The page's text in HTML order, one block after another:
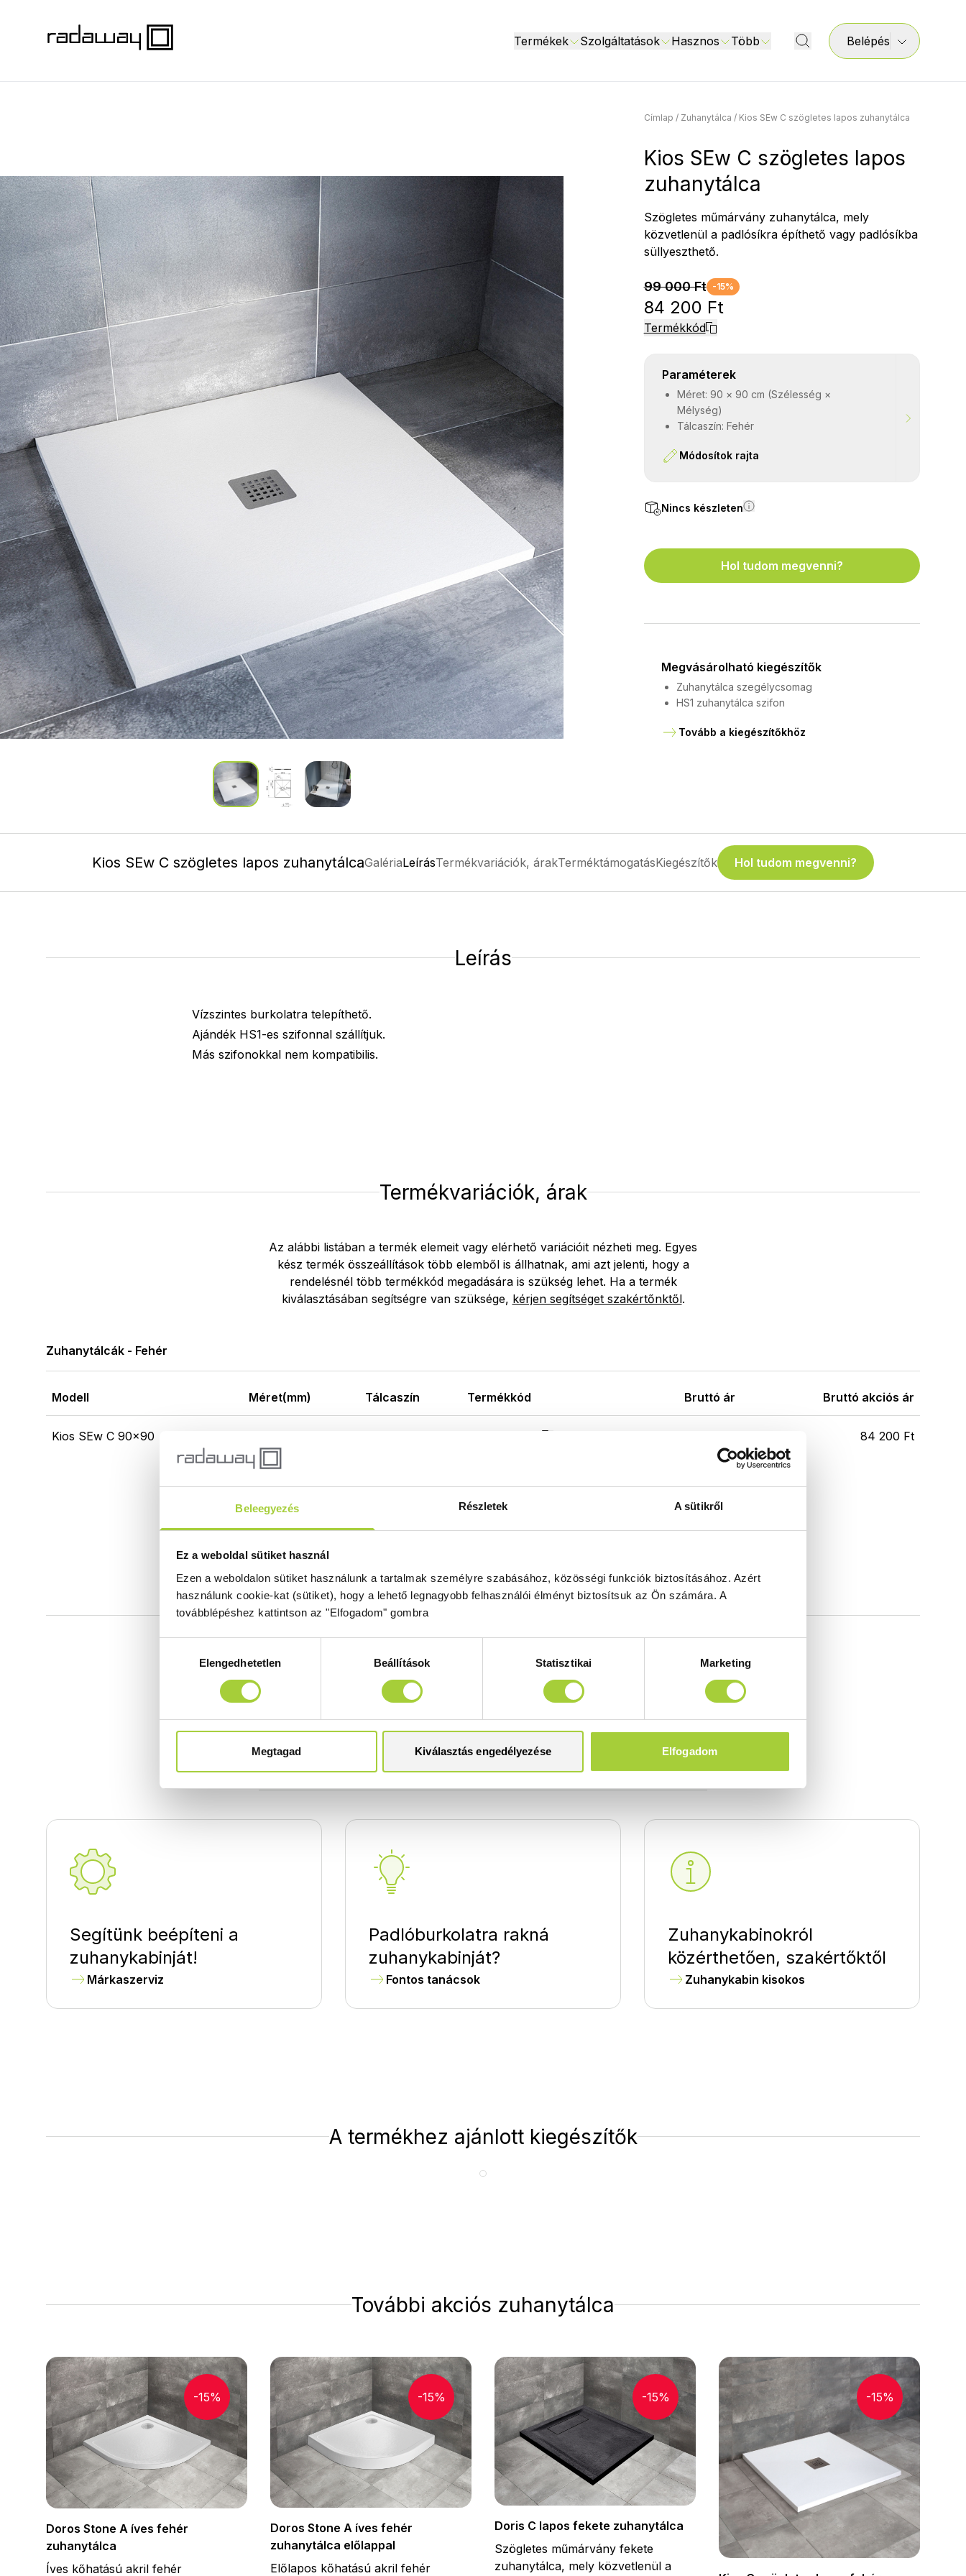
Beleegyezés Részletek A sütikről
Ez a weboldal sütiket használ
Ezen a weboldalon sütiket használunk a tartalmak személyre szabásához, közösségi funkciók biztosításához. Azért
használunk cookie-kat (sütiket), hogy a lehető legnagyobb felhasználói élményt biztosítsuk az Ön számára. A
továbblépéshez kattintson az "Elfogadom" gombra
kiválasztásaElengedhetetlen Beállítások Statisztikai Marketing
Megtagad Kiválasztás engedélyezése Elfogadom
Termékek Szolgáltatások Hasznos Több Belépés
Címlap / Zuhanytálca / Kios SEw C szögletes lapos zuhanytálca
Kios SEw C szögletes lapos
zuhanytálca
Szögletes műmárvány zuhanytálca, mely
közvetlenül a padlósíkra építhető vagy padlósíkba
süllyeszthető.
99 000 Ft -15%
84 200 Ft
Termékkód
Paraméterek
Méret: 90 × 90 cm (Szélesség ×
Mélység)
Tálcaszín: Fehér
Módosítok rajta
Nincs készleten
Hol tudom megvenni?
Megvásárolható kiegészítők
Zuhanytálca szegélycsomag
HS1 zuhanytálca szifon
Tovább a kiegészítőkhöz
Kios SEw C szögletes lapos zuhanytálcaGalériaLeírásTermékvariációk, árakTerméktámogatásKiegészítők Hol tudom megvenni?
Leírás
Vízszintes burkolatra telepíthető.
Ajándék HS1-es szifonnal szállítjuk.
Más szifonokkal nem kompatibilis.
Termékvariációk, árak
Az alábbi listában a termék elemeit vagy elérhető variációit nézheti meg. Egyes
kész termék összeállítások több elemből is állhatnak, ami azt jelenti, hogy a
rendelésnél több termékkód megadására is szükség lehet. Ha a termék
kiválasztásában segítségre van szüksége, kérjen segítséget szakértőnktől.
Zuhanytálcák - Fehér
Modell Méret(mm) Tálcaszín Termékkód Bruttó ár Bruttó akciós ár
Kios SEw C 90x90 84 200 Ft
Terméktámogatás
Teljesítménynyilatkozat - műmárvány zuhanytálca (Doris, Kios, Paros)
Kios SEw C, F - szerelési útmutató
Kios SEw C - technikai rajz
Segítünk beépíteni a
zuhanykabinját!
Márkaszerviz
Padlóburkolatra rakná
zuhanykabinját?
Fontos tanácsok
Zuhanykabinokról
közérthetően, szakértőktől
Zuhanykabin kisokos
A termékhez ajánlott kiegészítők
További akciós zuhanytálca
-15%
Doros Stone A íves fehér
zuhanytálca
Íves kőhatású akril fehér
-15%
Doros Stone A íves fehér
zuhanytálca előlappal
Előlapos kőhatású akril fehér
-15%
Doris C lapos fekete zuhanytálca
Szögletes műmárvány fekete
zuhanytálca, mely közvetlenül a
-15%